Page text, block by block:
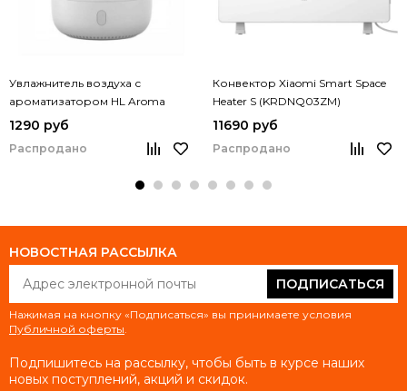
Увлажнитель воздуха с
ароматизатором HL Aroma
Diffuser (HL EOD01)
1290 руб
Распродано
Конвектор Xiaomi Smart Space
Heater S (KRDNQ03ZM)
(BHR4037GL)
11690 руб
Распродано
НОВОСТНАЯ РАССЫЛКА
ПОДПИСАТЬСЯ
Нажимая на кнопку «Подписаться» вы принимаете условия
Публичной оферты.
Подпишитесь на рассылку, чтобы быть в курсе наших
новых поступлений, акций и скидок.